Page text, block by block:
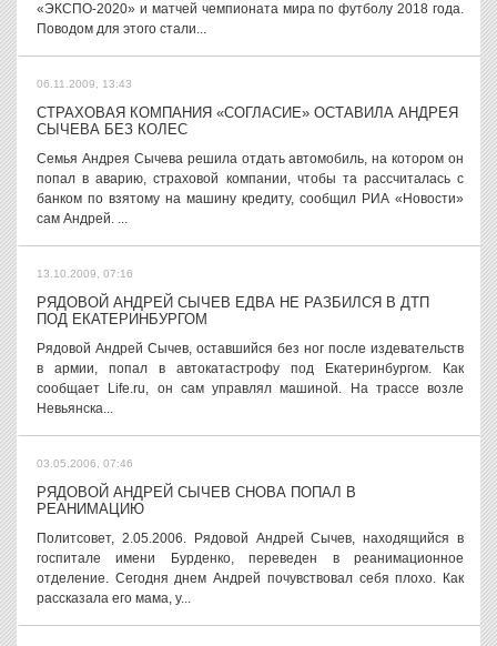
«ЭКСПО-2020» и матчей чемпионата мира по футболу 2018 года.
Поводом для этого стали...
06.11.2009, 13:43
СТРАХОВАЯ КОМПАНИЯ «СОГЛАСИЕ» ОСТАВИЛА АНДРЕЯ
СЫЧЕВА БЕЗ КОЛЕС
Семья Андрея Сычева решила отдать автомобиль, на котором он
попал в аварию, страховой компании, чтобы та рассчиталась с
банком по взятому на машину кредиту, сообщил РИА «Новости»
сам Андрей. ...
13.10.2009, 07:16
РЯДОВОЙ АНДРЕЙ СЫЧЕВ ЕДВА НЕ РАЗБИЛСЯ В ДТП
ПОД ЕКАТЕРИНБУРГОМ
Рядовой Андрей Сычев, оставшийся без ног после издевательств
в армии, попал в автокатастрофу под Екатеринбургом. Как
сообщает Life.ru, он сам управлял машиной. На трассе возле
Невьянска...
03.05.2006, 07:46
РЯДОВОЙ АНДРЕЙ СЫЧЕВ СНОВА ПОПАЛ В
РЕАНИМАЦИЮ
Политсовет, 2.05.2006. Рядовой Андрей Сычев, находящийся в
госпитале имени Бурденко, переведен в реанимационное
отделение. Сегодня днем Андрей почувствовал себя плохо. Как
рассказала его мама, у...